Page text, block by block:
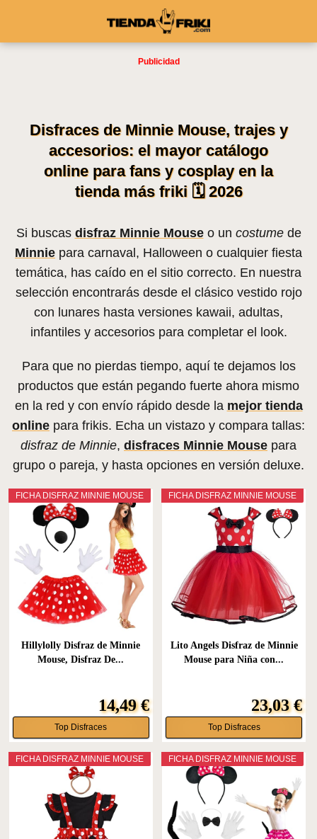
Disfraces de Minnie Mouse, trajes y
accesorios: el mayor catálogo
online para fans y cosplay en la
tienda más friki 🗓️ 2026
Si buscas disfraz Minnie Mouseo un costumede
Minnie para carnaval, Halloween o cualquier fiesta
temática, has caído en el sitio correcto. En nuestra
selección encontrarás desde el clásico vestido rojo
con lunares hasta versiones kawaii, adultas,
infantiles y accesorios para completar el look.
Para que no pierdas tiempo, aquí te dejamos los
productos que están pegando fuerte ahora mismo
en la red y con envío rápido desde la mejor tienda
online para frikis. Echa un vistazo y compara tallas:
disfraz de Minnie, disfraces Minnie Mouse para
grupo o pareja, y hasta opciones en versión deluxe.
FICHA DISFRAZ MINNIE MOUSE
Hillylolly Disfraz de Minnie
Mouse, Disfraz De...
14,49 €
Top Disfraces
FICHA DISFRAZ MINNIE MOUSE
Lito Angels Disfraz de Minnie
Mouse para Niña con...
23,03 €
Top Disfraces
FICHA DISFRAZ MINNIE MOUSE FICHA DISFRAZ MINNIE MOUSE